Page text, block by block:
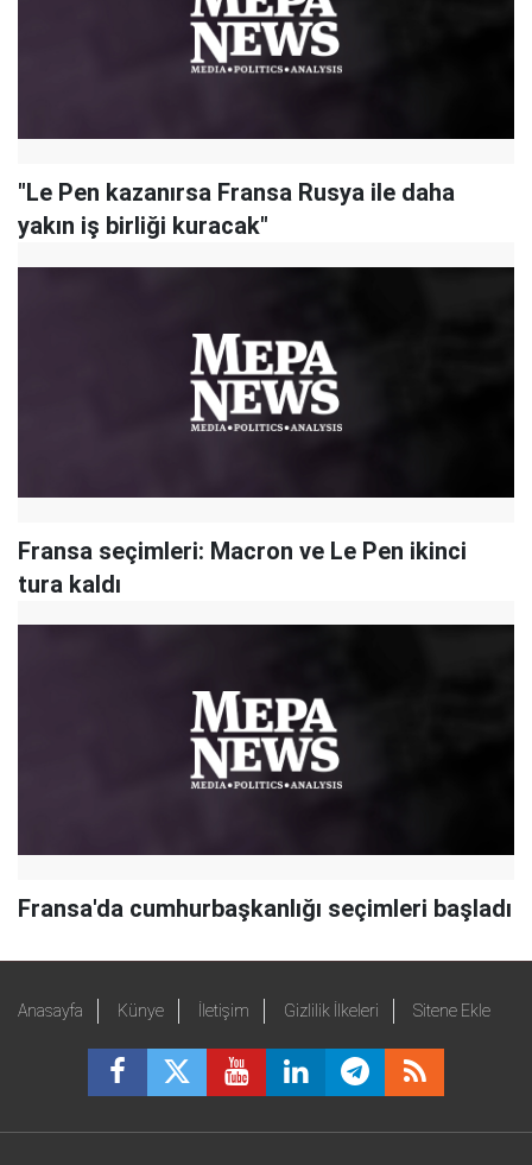
"Le Pen kazanırsa Fransa Rusya ile daha
yakın iş birliği kuracak"
Fransa seçimleri: Macron ve Le Pen ikinci
tura kaldı
Fransa'da cumhurbaşkanlığı seçimleri başladı
Anasayfa Künye İletişim Gizlilik İlkeleri Sitene Ekle